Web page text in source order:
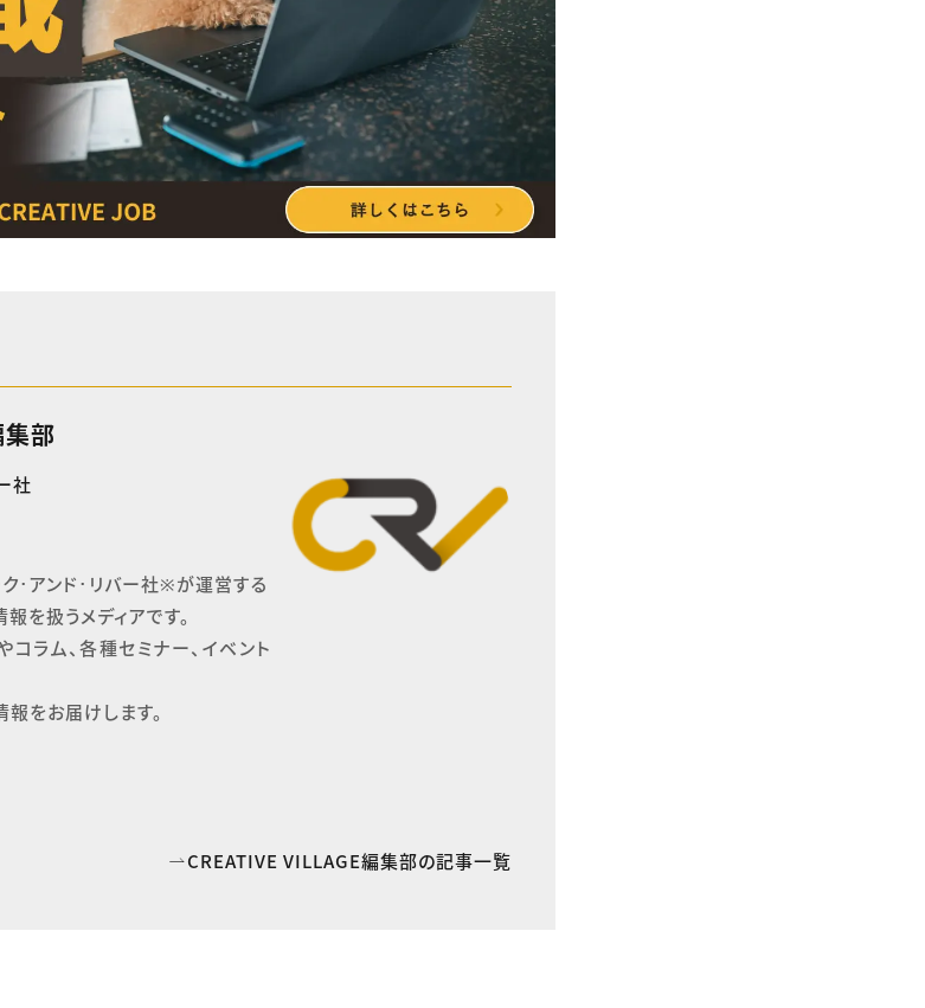
部
社
･アンド･リバー社※が運営する
を扱うメディアです。
ラム、各種セミナー、イベント
をお届けします。
CREATIVE VILLAGE編集部の記事一覧